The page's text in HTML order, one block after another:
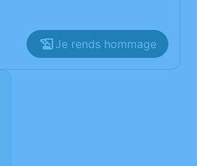
Je rends hommage